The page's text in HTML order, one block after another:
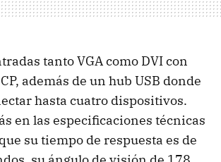
tanto VGA como DVI con
además de un hub USB donde
hasta cuatro dispositivos.
en las especificaciones técnicas
su tiempo de respuesta es de